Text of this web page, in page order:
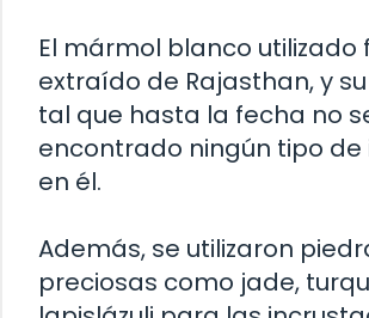
El mármol blanco utilizado
extraído de Rajasthan, y
tal que hasta la fecha no
encontrado ningún tipo de
en él.
Además, se utilizaron
preciosas como jade,